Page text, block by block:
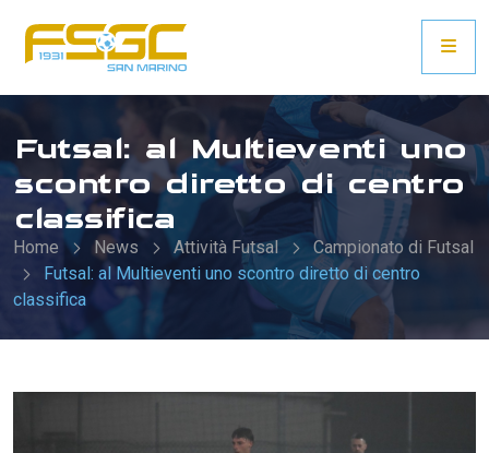
Futsal: al Multieventi uno
scontro diretto di centro
classifica
Home News Attività Futsal
Campionato di Futsal
Futsal: al Multieventi uno scontro diretto di centro
classifica